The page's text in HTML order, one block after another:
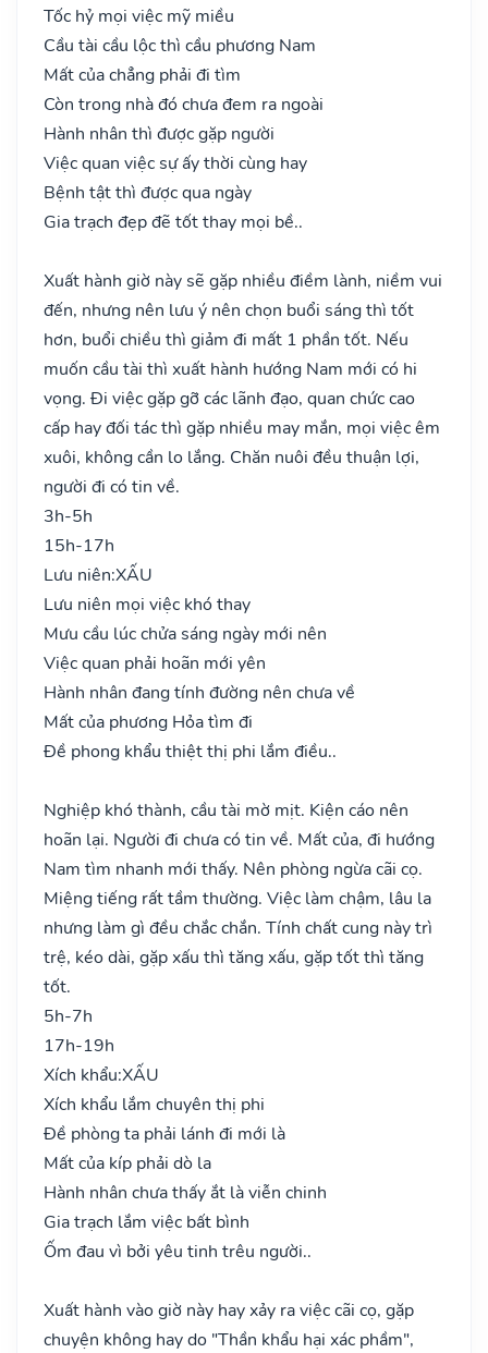
Tốc hỷ mọi việc mỹ miều
Cầu tài cầu lộc thì cầu phương Nam
Mất của chẳng phải đi tìm
Còn trong nhà đó chưa đem ra ngoài
Hành nhân thì được gặp người
Việc quan việc sự ấy thời cùng hay
Bệnh tật thì được qua ngày
Gia trạch đẹp đẽ tốt thay mọi bề..
Xuất hành giờ này sẽ gặp nhiều điềm lành, niềm vui
đến, nhưng nên lưu ý nên chọn buổi sáng thì tốt
hơn, buổi chiều thì giảm đi mất 1 phần tốt. Nếu
muốn cầu tài thì xuất hành hướng Nam mới có hi
vọng. Đi việc gặp gỡ các lãnh đạo, quan chức cao
cấp hay đối tác thì gặp nhiều may mắn, mọi việc êm
xuôi, không cần lo lắng. Chăn nuôi đều thuận lợi,
người đi có tin về.
3h-5h
15h-17h
Lưu niên:XẤU
Lưu niên mọi việc khó thay
Mưu cầu lúc chửa sáng ngày mới nên
Việc quan phải hoãn mới yên
Hành nhân đang tính đường nên chưa về
Mất của phương Hỏa tìm đi
Đề phong khẩu thiệt thị phi lắm điều..
Nghiệp khó thành, cầu tài mờ mịt. Kiện cáo nên
hoãn lại. Người đi chưa có tin về. Mất của, đi hướng
Nam tìm nhanh mới thấy. Nên phòng ngừa cãi cọ.
Miệng tiếng rất tầm thường. Việc làm chậm, lâu la
nhưng làm gì đều chắc chắn. Tính chất cung này trì
trệ, kéo dài, gặp xấu thì tăng xấu, gặp tốt thì tăng
tốt.
5h-7h
17h-19h
Xích khẩu:XẤU
Xích khẩu lắm chuyên thị phi
Đề phòng ta phải lánh đi mới là
Mất của kíp phải dò la
Hành nhân chưa thấy ắt là viễn chinh
Gia trạch lắm việc bất bình
Ốm đau vì bởi yêu tinh trêu người..
Xuất hành vào giờ này hay xảy ra việc cãi cọ, gặp
chuyện không hay do "Thần khẩu hại xác phầm",